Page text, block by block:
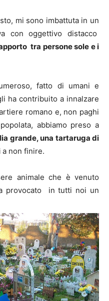
mi sono imbattuta in un
con oggettivo distacco
tra persone sole e i
fatto di umani e
ha contribuito a innalzare
romano e, non paghi
abbiamo preso a
grande, una tartaruga di
a non finire.
animale che è venuto
provocato in tutti noi un